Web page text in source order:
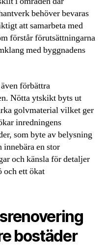
behöver bevaras
att samarbeta med
förstår förutsättningarna
med byggnadens
förbättra
Nötta ytskikt byts ut
golvmaterial vilket ger
inredningens
som byte av belysning
innebära en stor
och känsla för detaljer
och ett ökat
bostäder